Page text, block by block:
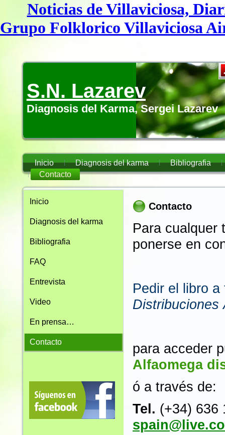
Noticias de Villaviciosa,
Grupo Folklorico Villaviciosa
S.N. Lazarev
Diagnosis del Karma, Sergei Lazarev
Inicio Diagnosis del karma
Bibliografia
Contacto
Inicio
Diagnosis del karma
Bibliografia
FAQ
Entrevista
Video
En prensa…
Contacto
Contacto
Para cualquer
ponerse en
Pedir el libro
Distribuciones
para acceder
Alfaomega
ó a través de:
Tel. (+34)